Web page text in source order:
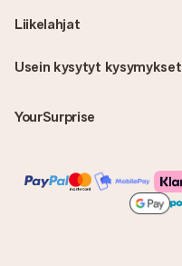
Usein kysytyt kysymykset
YourSurprise
Liikelahjat